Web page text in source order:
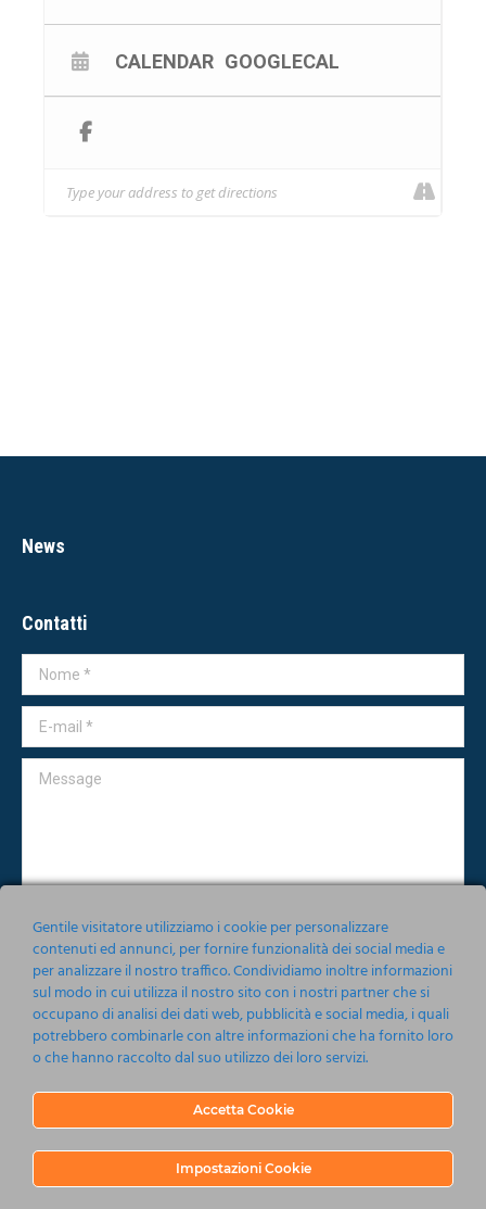
CALENDAR GOOGLECAL
News
Contatti
Nome *
E-mail *
Message
Accetto le condizioni relative alla norma sullaPrivacy
Invia
Gentile visitatore utilizziamo i cookie per personalizzare
contenuti ed annunci, per fornire funzionalità dei social media e
per analizzare il nostro traffico. Condividiamo inoltre informazioni
sul modo in cui utilizza il nostro sito con i nostri partner che si
occupano di analisi dei dati web, pubblicità e social media, i quali
potrebbero combinarle con altre informazioni che ha fornito loro
o che hanno raccolto dal suo utilizzo dei loro servizi.
Accetta Cookie
Impostazioni Cookie